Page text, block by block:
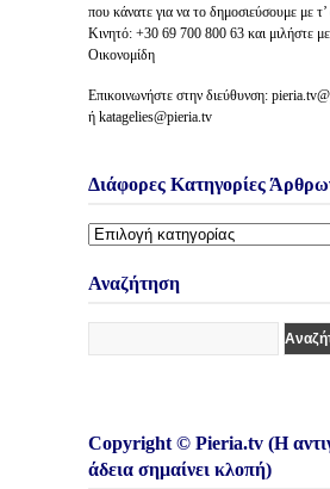
που κάνατε για να το δημοσιεύσουμε με
Κινητό: +30 69 700 800 63 και μιλήστε
Οικονομίδη
Επικοινωνήστε στην διεύθυνση:
ή katagelies@pieria.tv
Διάφορες Κατηγορίες
Διάφορες
Άρθρων
Αναζήτηση
Copyright © Pieria.tv (Η
άδεια σημαίνει κλοπή)